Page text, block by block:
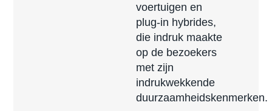
voertuigen en
plug-in hybrides,
die indruk maakte
op de bezoekers
met zijn
indrukwekkende
duurzaamheidskenmerken.